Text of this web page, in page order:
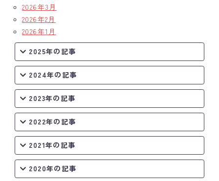
2026年3月
2026年2月
2026年1月
2025年の記事
2024年の記事
2023年の記事
2022年の記事
2021年の記事
2020年の記事